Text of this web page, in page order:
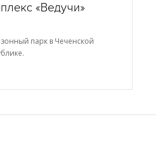
«Ведучи»
парк в Чеченской